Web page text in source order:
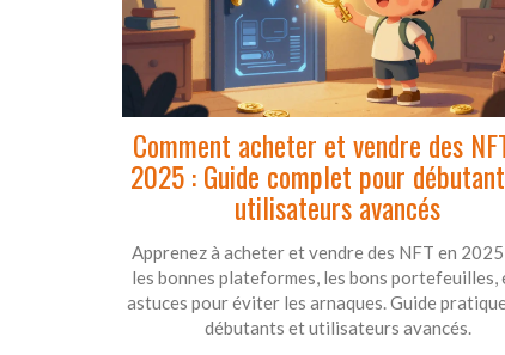
Comment acheter et vendre des
2025 : Guide complet pour
utilisateurs avancés
Apprenez à acheter et vendre des NFT en
les bonnes plateformes, les bons portefeuilles,
astuces pour éviter les arnaques. Guide
débutants et utilisateurs avancés.